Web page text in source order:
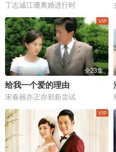
丁志诚江珊离婚进行时
全23集
给我一个爱的理由
宋春丽亦正亦邪新尝试